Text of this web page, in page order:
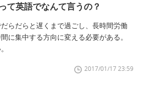
て英語でなんて言うの？
らだらと遅くまで過ごし、長時間労働
に集中する方向に変える必要がある。
2017/01/17 23:59